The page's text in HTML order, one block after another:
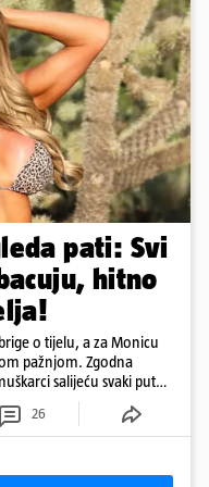
pati: Svi
hitno
o tijelu, a za Monicu
pažnjom. Zgodna
salijeću svaki put
26